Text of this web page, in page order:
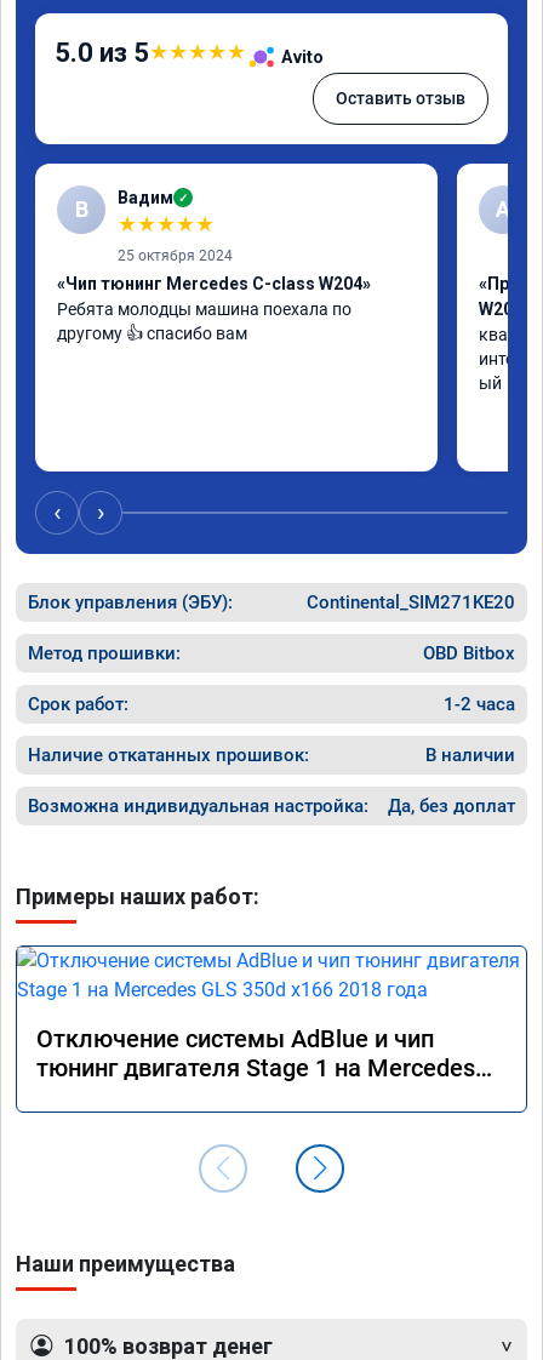
5.0 из 5★★★★★ Avito
Оставить отзыв
В Вадим ✓
★★★★★
25 октября 2024
«Чип тюнинг Mercedes C-class W204»
Ребята молодцы машина поехала по
другому 👍 спасибо вам
А
W205»
ый
‹ ›
Блок управления (ЭБУ): Continental_SIM271KE20
Метод прошивки: OBD Bitbox
Срок работ: 1-2 часа
Наличие откатанных прошивок: В наличии
Возможна индивидуальная настройка: Да, без доплат
Примеры наших работ:
Отключение системы AdBlue и чип
тюнинг двигателя Stage 1 на Mercedes
Наши преимущества
100% возврат денег